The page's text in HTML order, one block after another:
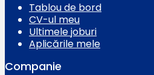
Tablou de bord
CV-ul meu
Ultimele joburi
Aplicările mele
Companie